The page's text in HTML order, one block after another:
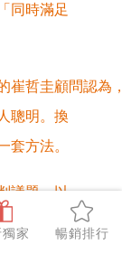
家 暢銷排行
同時滿足
崔哲圭顧問認為
聰明。換
套方法。
議題，以